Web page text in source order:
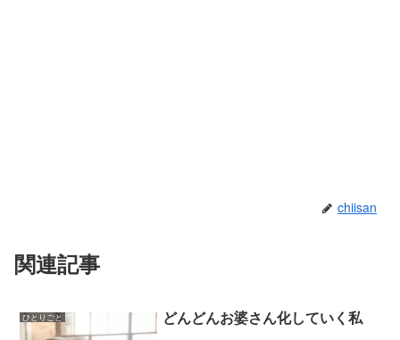
chiisan
関連記事
ひとりごと どんどんお婆さん化していく私